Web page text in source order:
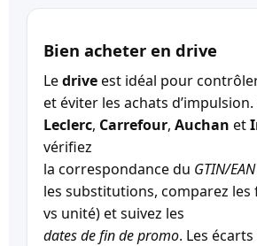
Bien acheter en drive
Ledriveest idéal pour
et éviter les achats d’impulsion.
Leclerc, Carrefour, Auchan et
vérifiez
la correspondance du GTIN/EAN
les substitutions, comparez
vs unité) et suivez les
dates de fin de promo. Les